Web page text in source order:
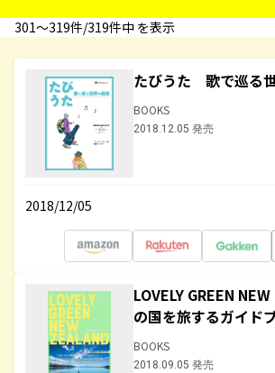
301〜319件/319件中 を表示
たびうた 歌で巡る
BOOKS
2018.12.05 発売
2018/12/05
LOVELY GREEN
の国を旅するガイド
BOOKS
2018.09.05 発売